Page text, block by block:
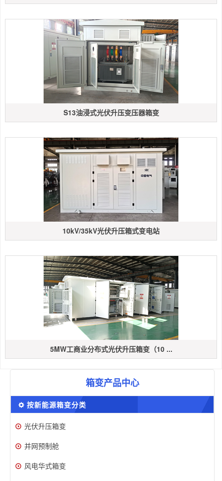
S13油浸式光伏升压变压器箱变
10kV/35kV光伏升压箱式变电站
5MW工商业分布式光伏升压箱变（10 ...
箱变产品中心
按新能源箱变分类
光伏升压箱变
并网预制舱
风电华式箱变